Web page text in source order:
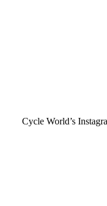
Cycle World’s